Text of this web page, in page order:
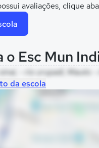
avaliações, clique
o Esc Mun
- rio urupadi, Maués -
da escola